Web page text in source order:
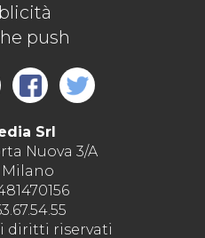
push
Srl
Nuova 3/A
Milano
diritti riservati